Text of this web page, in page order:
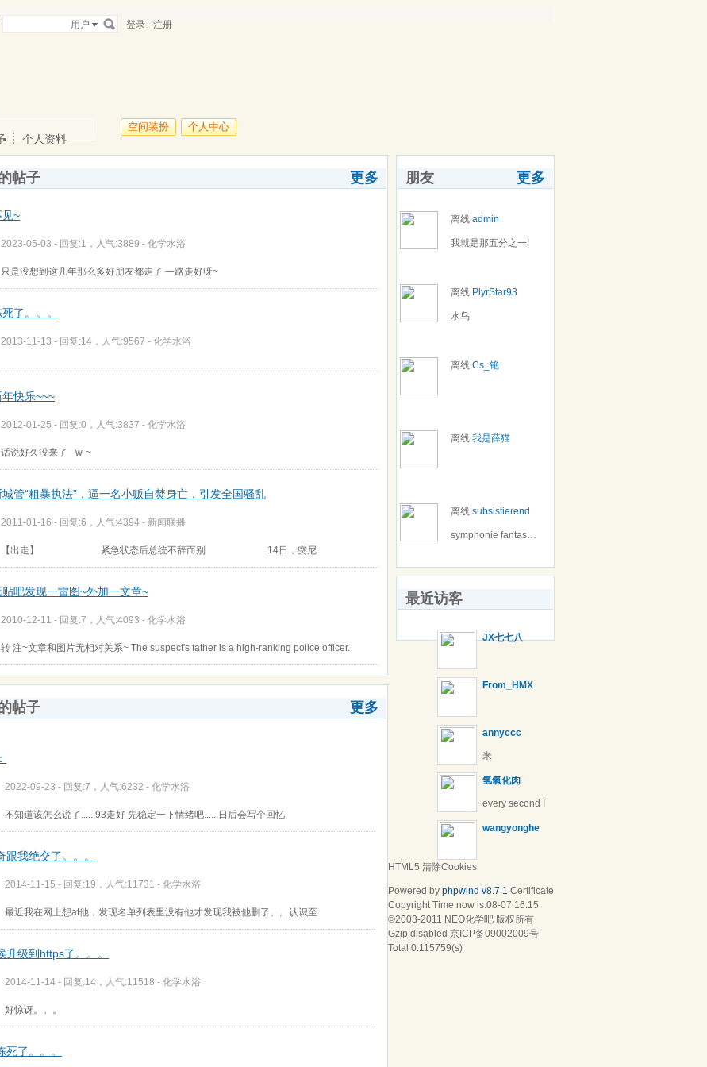
用户 登录 注册
空间装扮 个人中心
个人资料
更多
帖子
见~
2023-05-03 - 回复:1，人气:3889 - 化学水浴
只是没想到这几年那么多好朋友都走了 一路走好呀~
了。。。
2013-11-13 - 回复:14，人气:9567 - 化学水浴
年快乐~~~
2012-01-25 - 回复:0，人气:3837 - 化学水浴
话说好久没来了 -w-~
城管“粗暴执法”，逼一名小贩自焚身亡，引发全国骚乱
2011-01-16 - 回复:6，人气:4394 - 新闻联播
【出走】 紧急状态后总统不辞而别 14日，突尼
吧发现一雷图~外加一文章~
2010-12-11 - 回复:7，人气:4093 - 化学水浴
转 注~文章和图片无相对关系~ The suspect's father is a high-ranking police officer.
更多
帖子
2022-09-23 - 回复:7，人气:6232 - 化学水浴
不知道该怎么说了......93走好 先稳定一下情绪吧......日后会写个回忆
跟我绝交了。。。
2014-11-15 - 回复:19，人气:11731 - 化学水浴
最近我在网上想at他，发现名单列表里没有他才发现我被他删了。。认识至
升级到https了。。。
2014-11-14 - 回复:14，人气:11518 - 化学水浴
好惊讶。。。
死了。。。
更多
朋友
离线 admin
我就是那五分之一!
离线 PlyrStar93
水鸟
离线 Cs_铯
离线 我是薛猫
离线 subsistierend
symphonie fantasitique
最近访客
JX七七八
From_HMX
annyccc
米
氢氧化肉
every second I
can take
wangyonghe
HTML5|清除Cookies
Powered by phpwind v8.7.1 Certificate
Copyright Time now is:08-07 16:15
©2003-2011 NEO化学吧 版权所有
Gzip disabled 京ICP备09002009号
Total 0.115759(s)